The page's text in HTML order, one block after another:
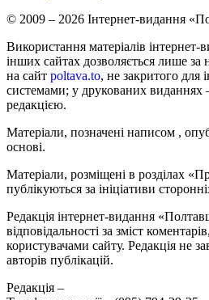
© 2009 – 2026 Інтернет-видання
Використання матеріалів
інших сайтах дозволяється лише за
на сайт poltava.to, не закритого для
системами; у друкованих
редакцією.
Матеріали, позначені написом ,
основі.
Матеріали, розміщені в розділах
публікуються за ініціативи
Редакція інтернет-видання
відповідальності за зміст
користувачами сайту. Редакція не
авторів публікацій.
Редакція –